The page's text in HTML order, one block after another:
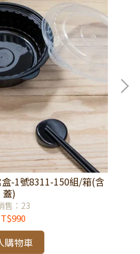
-1號8311-150組/箱(含
蓋)
售：23
購物車